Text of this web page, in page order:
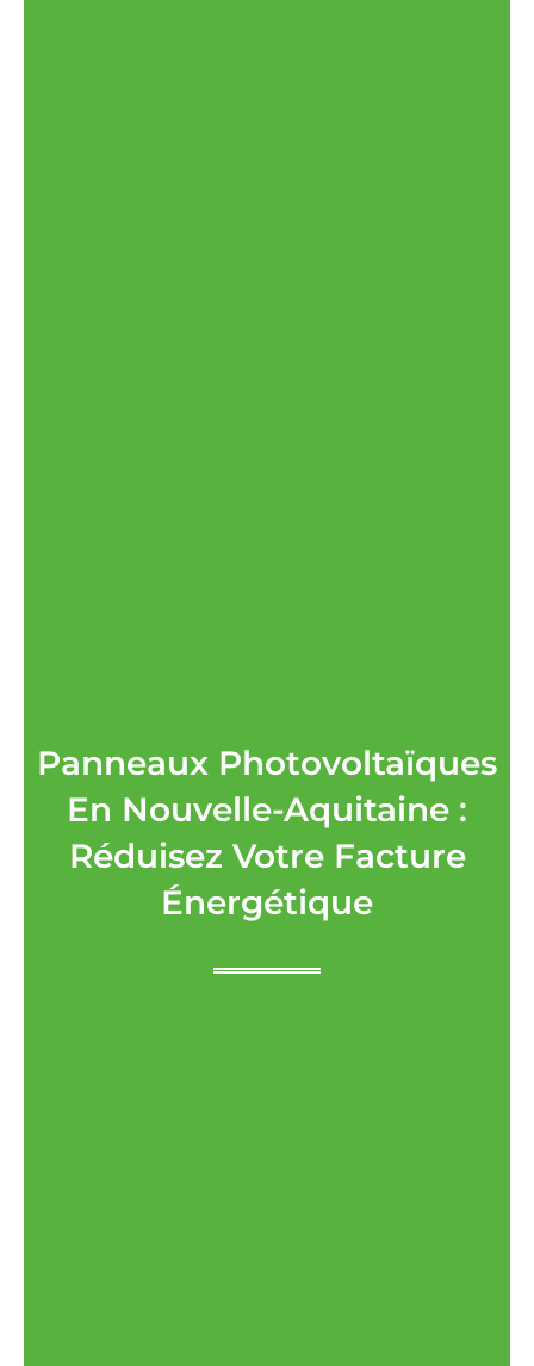
Panneaux Photovoltaïques
En Nouvelle-Aquitaine :
Réduisez Votre Facture
Énergétique